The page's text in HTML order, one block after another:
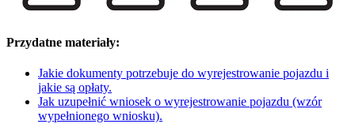
Przydatne materiały:
Jakie dokumenty potrzebuje do wyrejestrowanie pojazdu i
jakie są opłaty.
Jak uzupełnić wniosek o wyrejestrowanie pojazdu (wzór
wypełnionego wniosku).